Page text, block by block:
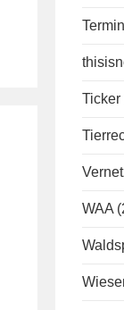
Ticker
WAA